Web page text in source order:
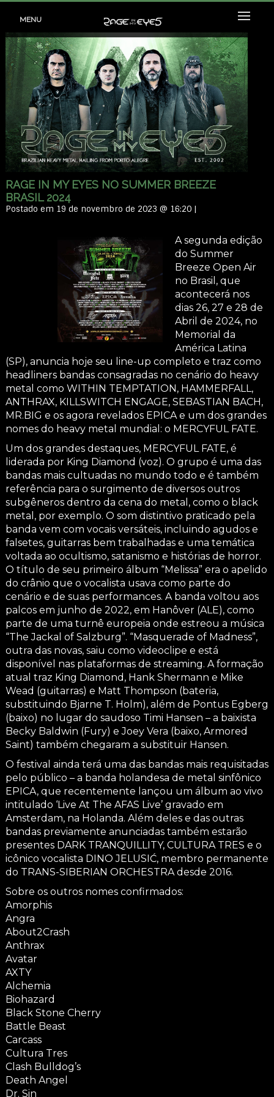
MENU
RAGE IN MY EYES NO SUMMER BREEZE
BRASIL 2024
Postado em 19 de novembro de 2023 @ 16:20 |
A segunda edição
do Summer
Breeze Open Air
no Brasil, que
acontecerá nos
dias 26, 27 e 28 de
Abril de 2024, no
Memorial da
América Latina
(SP), anuncia hoje seu line-up completo e traz como
headliners bandas consagradas no cenário do heavy
metal como WITHIN TEMPTATION, HAMMERFALL,
ANTHRAX, KILLSWITCH ENGAGE, SEBASTIAN BACH,
MR.BIG e os agora revelados EPICA e um dos grandes
nomes do heavy metal mundial: o MERCYFUL FATE.
Um dos grandes destaques, MERCYFUL FATE, é
liderada por King Diamond (voz). O grupo é uma das
bandas mais cultuadas no mundo todo e é também
referência para o surgimento de diversos outros
subgêneros dentro da cena do metal, como o black
metal, por exemplo. O som distintivo praticado pela
banda vem com vocais versáteis, incluindo agudos e
falsetes, guitarras bem trabalhadas e uma temática
voltada ao ocultismo, satanismo e histórias de horror.
O título de seu primeiro álbum “Melissa” era o apelido
do crânio que o vocalista usava como parte do
cenário e de suas performances. A banda voltou aos
palcos em junho de 2022, em Hanôver (ALE), como
parte de uma turnê europeia onde estreou a música
“The Jackal of Salzburg”. “Masquerade of Madness”,
outra das novas, saiu como videoclipe e está
disponível nas plataformas de streaming. A formação
atual traz King Diamond, Hank Shermann e Mike
Wead (guitarras) e Matt Thompson (bateria,
substituindo Bjarne T. Holm), além de Pontus Egberg
(baixo) no lugar do saudoso Timi Hansen – a baixista
Becky Baldwin (Fury) e Joey Vera (baixo, Armored
Saint) também chegaram a substituir Hansen.
O festival ainda terá uma das bandas mais requisitadas
pelo público – a banda holandesa de metal sinfônico
EPICA, que recentemente lançou um álbum ao vivo
intitulado ‘Live At The AFAS Live’ gravado em
Amsterdam, na Holanda. Além deles e das outras
bandas previamente anunciadas também estarão
presentes DARK TRANQUILLITY, CULTURA TRES e o
icônico vocalista DINO JELUSIĆ, membro permanente
do TRANS-SIBERIAN ORCHESTRA desde 2016.
Sobre os outros nomes confirmados:
Amorphis
Angra
About2Crash
Anthrax
Avatar
AXTY
Alchemia
Biohazard
Black Stone Cherry
Battle Beast
Carcass
Cultura Tres
Clash Bulldog’s
Death Angel
Dr. Sin